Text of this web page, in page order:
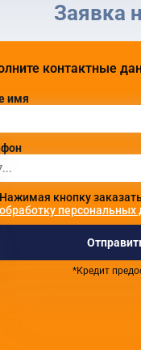
Заявка
контактные
имя
Нажимая кнопку
обработку персональных
*Кредит